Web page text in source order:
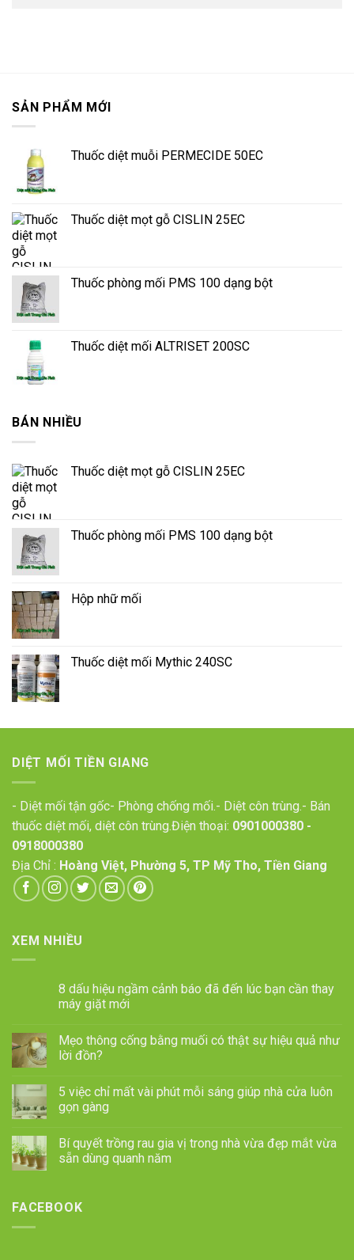
SẢN PHẨM MỚI
Thuốc diệt muỗi PERMECIDE 50EC
Thuốc diệt mọt gỗ CISLIN 25EC
Thuốc phòng mối PMS 100 dạng bột
Thuốc diệt mối ALTRISET 200SC
BÁN NHIỀU
Thuốc diệt mọt gỗ CISLIN 25EC
Thuốc phòng mối PMS 100 dạng bột
Hộp nhữ mối
Thuốc diệt mối Mythic 240SC
DIỆT MỐI TIỀN GIANG
- Diệt mối tận gốc- Phòng chống mối.- Diệt côn trùng.- Bán
thuốc diệt mối, diệt côn trùng.Điện thoại: 0901000380 -
0918000380
Địa Chỉ : Hoàng Việt, Phường 5, TP Mỹ Tho, Tiền Giang
XEM NHIỀU
8 dấu hiệu ngầm cảnh báo đã đến lúc bạn cần thay
máy giặt mới
Mẹo thông cống bằng muối có thật sự hiệu quả như
lời đồn?
5 việc chỉ mất vài phút mỗi sáng giúp nhà cửa luôn
gọn gàng
Bí quyết trồng rau gia vị trong nhà vừa đẹp mắt vừa
sẵn dùng quanh năm
FACEBOOK